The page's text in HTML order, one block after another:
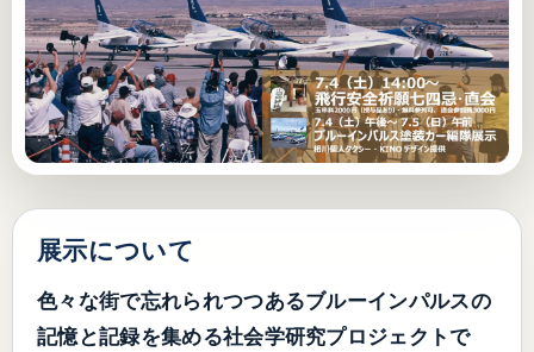
展示について
色々な街で忘れられつつあるブルーインパルスの
記憶と記録を集める社会学研究プロジェクトで